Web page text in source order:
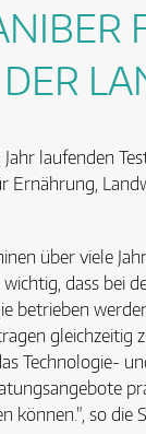
laufenden
Ernährung,
über viele
dass bei
betrieben
gleichzeitig
Technologie-
können.", so die